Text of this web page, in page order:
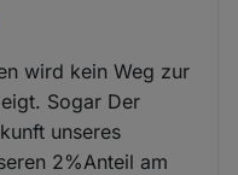
wird kein Weg zur
Sogar Der
unseres
2%Anteil am